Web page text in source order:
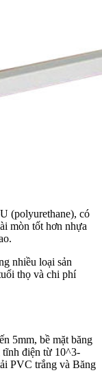
(polyurethane), có
mòn tốt hơn nhựa
nhiều loại sản
thọ và chi phí
5mm, bề mặt băng
tĩnh điện từ 10^3-
PVC trắng và Băng